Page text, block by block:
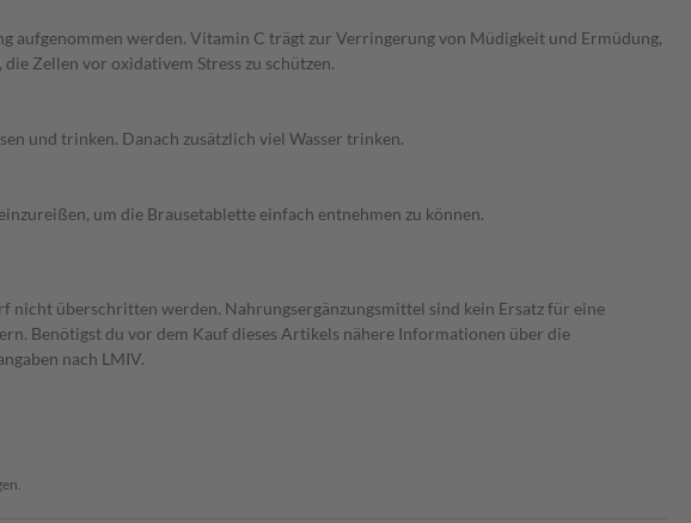
werden. Vitamin C trägt zur Verringerung von Müdigkeit und Ermüdung,
Zellen vor oxidativem Stress zu schützen.
und trinken. Danach zusätzlich viel Wasser trinken.
um die Brausetablette einfach entnehmen zu können.
nicht überschritten werden. Nahrungsergänzungsmittel sind kein Ersatz für eine
Benötigst du vor dem Kauf dieses Artikels nähere Informationen über die
nach LMIV.